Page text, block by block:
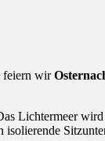
feiern wir
Lichtermeer
isolierende